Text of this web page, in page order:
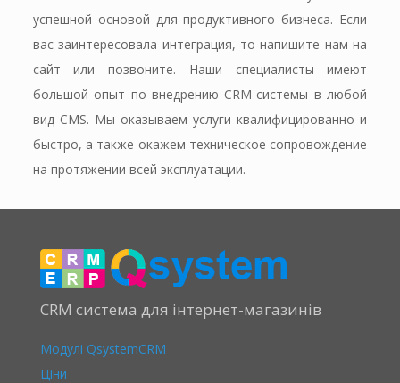
успешной основой для продуктивного бизнеса. Если
вас заинтересовала интеграция, то напишите нам на
сайт или позвоните. Наши специалисты имеют
большой опыт по внедрению CRM-системы в любой
вид CMS. Мы оказываем услуги квалифицированно и
быстро, а также окажем техническое сопровождение
на протяжении всей эксплуатации.
CRM система для інтернет-магазинів
Модулі QsystemCRM
Ціни